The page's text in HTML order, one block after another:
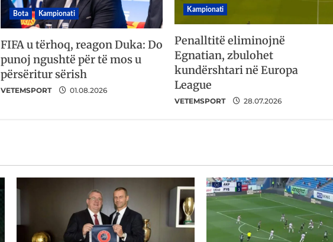
Bota Kampionati
FIFA u tërhoq, reagon Duka: Do
punoj ngushtë për të mos u
përsëritur sërish
VETEMSPORT 01.08.2026
Kampionati
Penalltitë eliminojnë
Egnatian, zbulohet
kundërshtari në Europa
League
VETEMSPORT 28.07.2026